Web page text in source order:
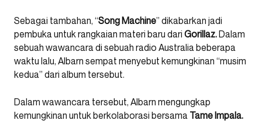
Sebagai tambahan, “Song Machine” dikabarkan jadi
pembuka untuk rangkaian materi baru dari Gorillaz.Dalam
sebuah wawancara di sebuah radio Australia beberapa
waktu lalu, Albarn sempat menyebut kemungkinan “musim
kedua” dari album tersebut.
Dalam wawancara tersebut, Albarn mengungkap
kemungkinan untuk berkolaborasi bersama Tame Impala.